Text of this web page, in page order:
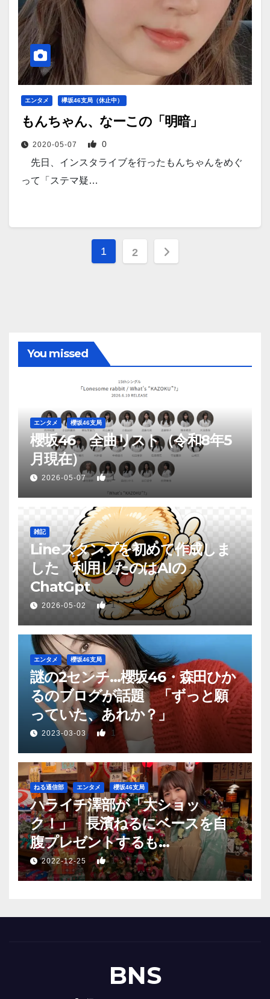
エンタメ 欅坂46支局（休止中）
もんちゃん、なーこの「明暗」
2020-05-07 0
先日、インスタライブを行ったもんちゃんをめぐ
って「ステマ疑…
投
ー
ジ
り
1 2
You missed
エンタメ 櫻坂46支局
櫻坂46 全曲リスト（令和8年5
月現在）
2026-05-07 1
雑記
Lineスタンプを初めて作成しま
した 利用したのはAIの
ChatGpt
2026-05-02 1
エンタメ 櫻坂46支局
謎の2センチ…櫻坂46・森田ひか
るのブログが話題 「ずっと願
っていた、あれか？」
2023-03-03 1
ねる通信部 エンタメ 櫻坂46支局
ハライチ澤部が「大ショッ
ク！」 長濱ねるにベースを自
腹プレゼントするも…
2022-12-25 1
BNS